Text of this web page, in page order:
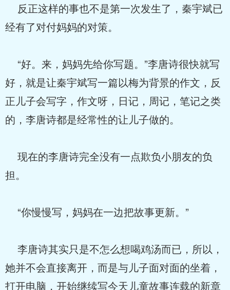
反正这样的事也不是第一次发生了，秦宇斌已
经有了对付妈妈的对策。
“好。来，妈妈先给你写题。”李唐诗很快就写
好，就是让秦宇斌写一篇以梅为背景的作文，反
正儿子会写字，作文呀，日记，周记，笔记之类
的，李唐诗都是经常性的让儿子做的。
现在的李唐诗完全没有一点欺负小朋友的负
担。
“你慢慢写，妈妈在一边把故事更新。”
李唐诗其实只是不怎么想喝鸡汤而已，所以，
她并不会直接离开，而是与儿子面对面的坐着，
打开电脑，开始继续写今天儿童故事连载的新章